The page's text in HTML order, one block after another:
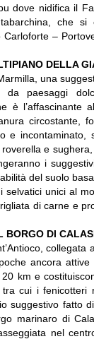
dove nidifica il
che si
–
DELLA
una
da paesaggi
è
circostante,
e
e
i
del suolo
unici al
di carne e
BORGO DI
ancora
km e
cui i fenicotteri
suggestivo fatto
marinaro di
nel